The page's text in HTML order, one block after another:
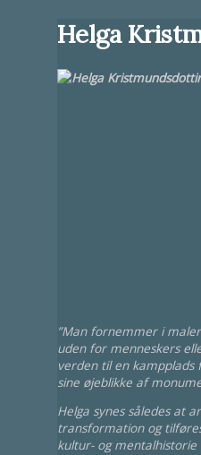
Helga
”Man fornemmer i
uden for menneskers
verden til en
sine øjeblikke af
Helga synes således at
transformation og
kultur- og